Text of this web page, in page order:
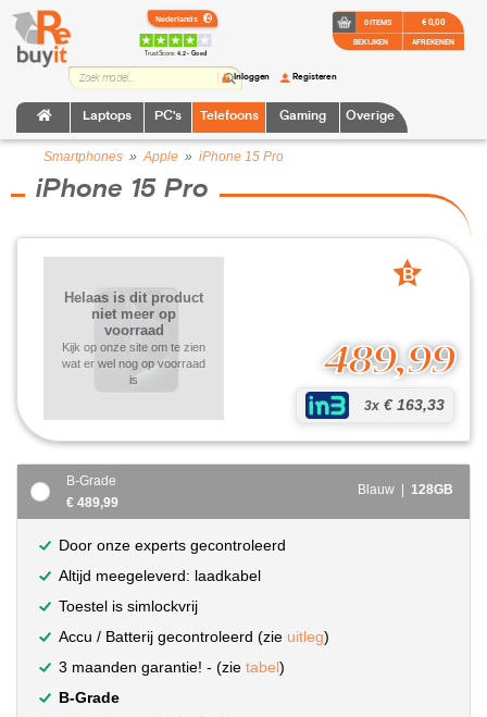
TrustScore:4.2 • Goed
Laptops PC's Telefoons Gaming Overige
Inloggen Registeren
0 ITEMS
BEKIJKEN
€ 0,00
AFREKENEN
Smartphones »Apple » iPhone 15 Pro
iPhone 15 Pro
489,99
3x € 163,33
Helaas is dit product
niet meer op
voorraad
Kijk op onze site om te zien
wat er wel nog op voorraad
is
B
B-Grade
€ 489,99
Blauw | 128GB
Door onze experts gecontroleerd
Altijd meegeleverd: laadkabel
Toestel is simlockvrij
Accu / Batterij gecontroleerd (zie uitleg)
3 maanden garantie! - (zie tabel)
B-Grade